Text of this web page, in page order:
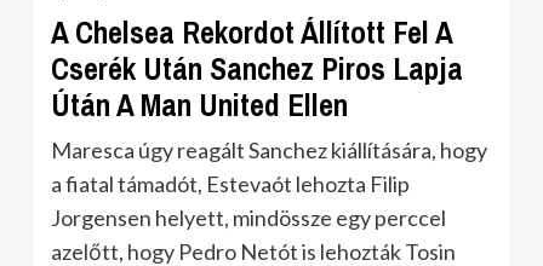
A Chelsea Rekordot Állított Fel A
Cserék Után Sanchez Piros Lapja
Útán A Man United Ellen
Maresca úgy reagált Sanchez kiállítására, hogy
a fiatal támadót, Estevaót lehozta Filip
Jorgensen helyett, mindössze egy perccel
azelőtt, hogy Pedro Netót is lehozták Tosin